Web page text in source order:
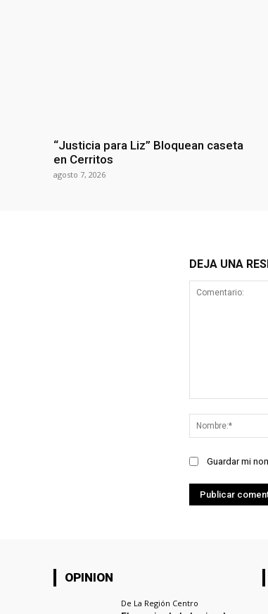
“Justicia para Liz” Bloquean caseta
en Cerritos
agosto 7, 2026
DEJA UNA
Guardar mi
OPINION
De La Región Centro